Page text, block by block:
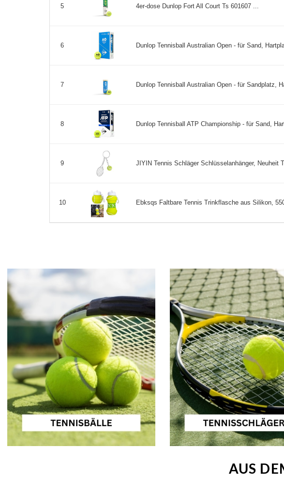
5 4er-dose Dunlop Fort All Court Ts 601607 ...
6 Dunlop Tennisball Australian Open - für Sand,
7 Dunlop Tennisball Australian Open - für Sandplatz,
8 Dunlop Tennisball ATP Championship - für Sand,
9 JIYIN Tennis Schläger Schlüsselanhänger, Neuheit
10 Ebksqs Faltbare Tennis Trinkflasche aus Silikon,
AUS